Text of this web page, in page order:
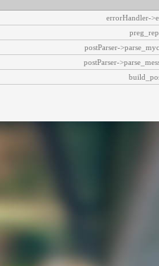
errorHandler-
postParser-
postParser-